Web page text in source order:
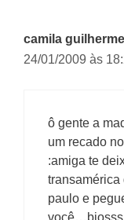
camila
24/01/2009 às
ô gente a
um recado
:amiga te
transamérica
paulo e